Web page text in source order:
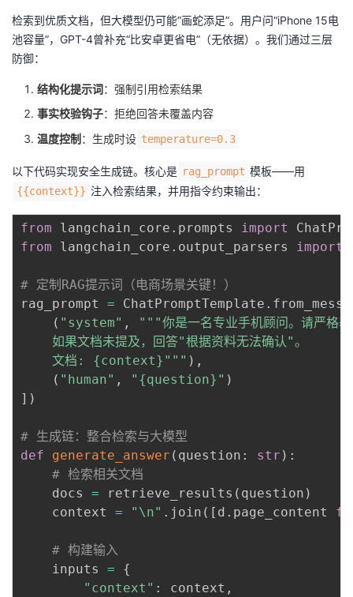
检索到优质文档，但大模型仍可能“画蛇添足”。用户问“iPhone 15电
池容量”，GPT-4曾补充“比安卓更省电”（无依据）。我们通过三层
防御：
结构化提示词：强制引用检索结果
事实校验钩子：拒绝回答未覆盖内容
温度控制 ：生成时设 temperature=0.3
以下代码实现安全生成链。核心是 rag_prompt 模板——用
{{context}} 注入检索结果，并用指令约束输出：
from langchain_core . prompts import
from langchain_core . output_parsers import
# 定制RAG提示词（电商场景关键！）
rag_prompt = ChatPromptTemplate .
( "system" ,
"""你是一名专业手机顾问。请严格
    如果文档未提及，回答"根据资料无法确认"。
    文档: {context}"""
) ,
( "human" , "{question}" )
] )
# 生成链：整合检索与大模型
def
generate_answer ( question : str ) :
# 检索相关文档
    docs
= retrieve_results ( question )
    context
= "\n" . join ( [ d . page_content
# 构建输入
    inputs
=
{
"context" : context ,